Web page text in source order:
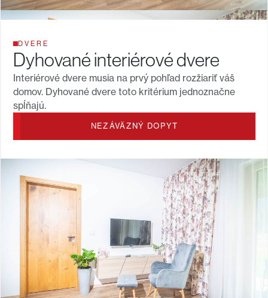
DVERE
Dyhované interiérové dvere
Interiérové dvere musia na prvý pohľad rozžiariť váš
domov. Dyhované dvere toto kritérium jednoznačne
spĺňajú.
NEZÁVÄZNÝ DOPYT